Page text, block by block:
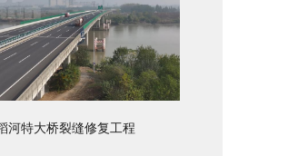
河特大桥裂缝修复工程